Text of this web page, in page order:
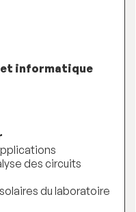
et informatique
des circuits
du laboratoire